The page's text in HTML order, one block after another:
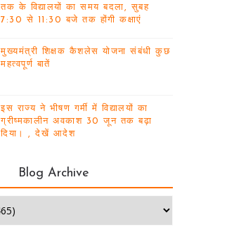
तक के विद्यालयों का समय बदला, सुबह
7:30 से 11:30 बजे तक होंगी कक्षाएं
मुख्यमंत्री शिक्षक कैशलेस योजना संबंधी कुछ
महत्वपूर्ण बातें
इस राज्य ने भीषण गर्मी में विद्यालयों का
ग्रीष्मकालीन अवकाश 30 जून तक बढ़ा
दिया। , देखें आदेश
Blog Archive